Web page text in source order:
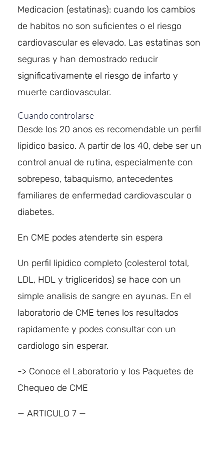
Medicacion (estatinas): cuando los cambios
de habitos no son suficientes o el riesgo
cardiovascular es elevado. Las estatinas son
seguras y han demostrado reducir
significativamente el riesgo de infarto y
muerte cardiovascular.
Cuando controlarse
Desde los 20 anos es recomendable un perfil
lipidico basico. A partir de los 40, debe ser un
control anual de rutina, especialmente con
sobrepeso, tabaquismo, antecedentes
familiares de enfermedad cardiovascular o
diabetes.
En CME podes atenderte sin espera
Un perfil lipidico completo (colesterol total,
LDL, HDL y trigliceridos) se hace con un
simple analisis de sangre en ayunas. En el
laboratorio de CME tenes los resultados
rapidamente y podes consultar con un
cardiologo sin esperar.
-> Conoce el Laboratorio y los Paquetes de
Chequeo de CME
— ARTICULO 7 —